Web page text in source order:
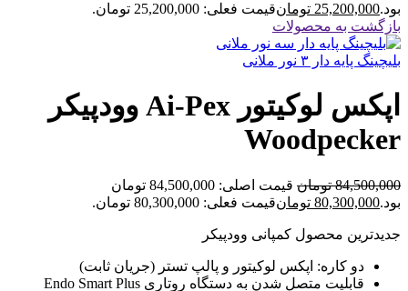
بود.25,200,000 تومانقیمت فعلی: 25,200,000 تومان.
بازگشت به محصولات
بلیچینگ پایه دار ۳ نور ملانی
اپکس لوکیتور Ai-Pex وودپیکر
Woodpecker
84,500,000 تومان
قیمت اصلی: 84,500,000 تومان
بود.80,300,000 تومانقیمت فعلی: 80,300,000 تومان.
جدیدترین محصول کمپانی وودپیکر
دو کاره: اپکس لوکیتور و پالپ تستر (جریان ثابت)
قابلیت متصل شدن به دستگاه روتاری Endo Smart Plus